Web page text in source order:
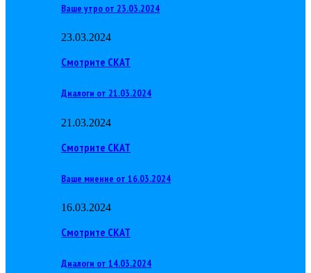
Ваше утро от 23.03.2024
23.03.2024
Смотрите СКАТ
Диалоги от 21.03.2024
21.03.2024
Смотрите СКАТ
Ваше мнение от 16.03.2024
16.03.2024
Смотрите СКАТ
Диалоги от 14.03.2024